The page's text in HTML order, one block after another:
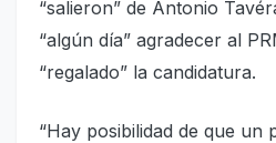
“salieron” de Antonio
“algún día” agradecer al
“regalado” la candidatura.
“Hay posibilidad de que un